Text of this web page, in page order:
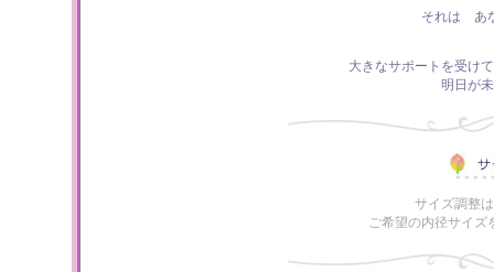
それは あ
大きなサポートを受け
明日が
サイズ調整
ご希望の内径サイズ